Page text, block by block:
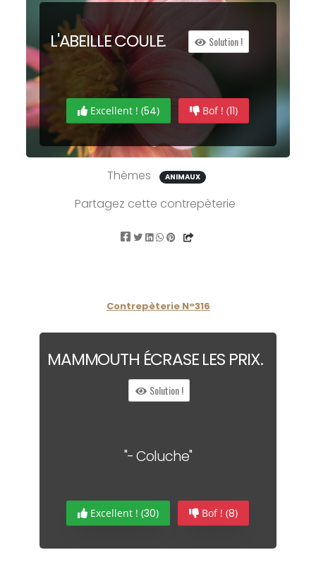
L'ABEILLECOULE. Solution !
Excellent ! (54) Bof ! (11)
Thèmes ANIMAUX
Partagez cette contrepèterie
Contrepèterie N°316
MAMMOUTH ÉCRASE LES PRIX.
Solution !
"- Coluche"
Excellent ! (30) Bof ! (8)